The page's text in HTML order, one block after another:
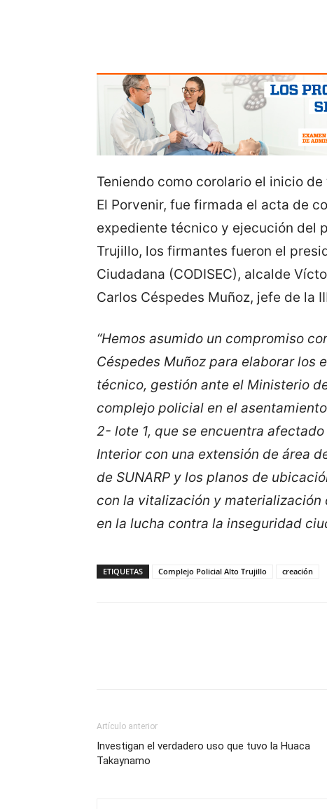
Teniendo como corolario el inicio
El Porvenir, fue firmada el acta de
expediente técnico y ejecución del
Trujillo, los firmantes fueron el
Ciudadana (CODISEC), alcalde
Carlos Céspedes Muñoz, jefe de la
“Hemos asumido un compromiso
Céspedes Muñoz para elaborar los
técnico, gestión ante el Ministerio
complejo policial en el
2- lote 1, que se encuentra
Interior con una extensión de área
de SUNARP y los planos de
con la vitalización y
en la lucha contra la inseguridad
ETIQUETAS Complejo Policial Alto Trujillo creación
Artículo anterior
Investigan el verdadero uso que tuvo la Huaca
Takaynamo